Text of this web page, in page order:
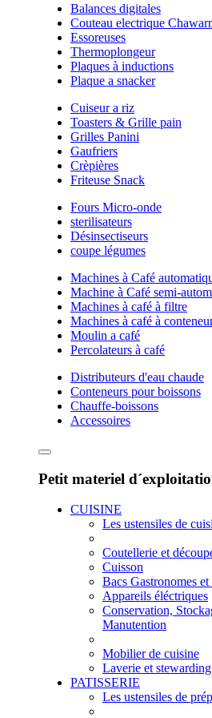
Balances digitales
Couteau electrique
Essoreuses
Thermoplongeur
Plaques à inductions
Plaque a snacker
Cuiseur a riz
Toasters & Grille pain
Grilles Panini
Gaufriers
Crèpières
Friteuse Snack
Fours Micro-onde
sterilisateurs
Désinsectiseurs
coupe légumes
Machines à Café
Machine à Café semi-
Machines à café à filtre
Machines à café à
Moulin a café
Percolateurs à café
Distributeurs d'eau chaude
Conteneurs pour boissons
Chauffe-boissons
Accessoires
Petit materiel
CUISINE
Les ustensiles de
Coutellerie et
Cuisson
Bacs Gastronomes et
Appareils éléctriques
Conservation,
Manutention
Mobilier de cuisine
Laverie et stewarding
PATISSERIE
Les ustensiles de